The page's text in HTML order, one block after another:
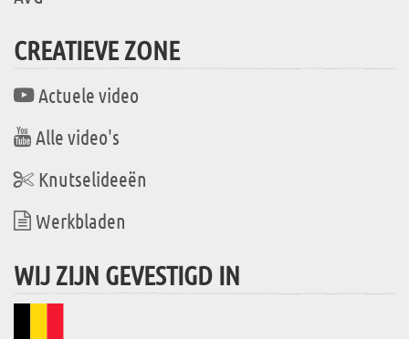
CREATIEVE ZONE
Actuele video
Alle video's
Knutselideeën
Werkbladen
WIJ ZIJN GEVESTIGD IN